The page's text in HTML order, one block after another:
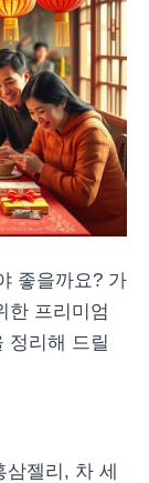
좋을까요? 가
한 프리미엄
정리해 드릴
젤리, 차 세